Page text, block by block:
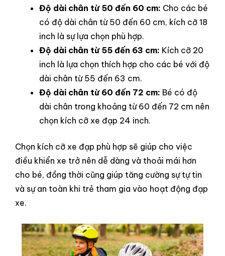
Độ dài chân từ 50 đến 60 cm: Cho các bé
có độ dài chân từ 50 đến 60 cm, kích cỡ 18
inch là sự lựa chọn phù hợp.
Độ dài chân từ 55 đến 63 cm: Kích cỡ 20
inch là lựa chọn thích hợp cho các bé với độ
dài chân từ 55 đến 63 cm.
Độ dài chân từ 60 đến 72 cm: Bé có độ
dài chân trong khoảng từ 60 đến 72 cm nên
chọn kích cỡ xe đạp 24 inch.
Chọn kích cỡ xe đạp phù hợp sẽ giúp cho việc
điều khiển xe trở nên dễ dàng và thoải mái hơn
cho bé, đồng thời cũng giúp tăng cường sự tự tin
và sự an toàn khi trẻ tham gia vào hoạt động đạp
xe.